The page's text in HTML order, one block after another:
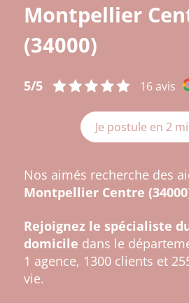
Montpellier
(34000)
5/5 16 avis
Je postule en 2
Nos aimés recherche des
Montpellier Centre
Rejoignez le spécialiste
domicile dans le
1 agence, 1300 clients et
vie.